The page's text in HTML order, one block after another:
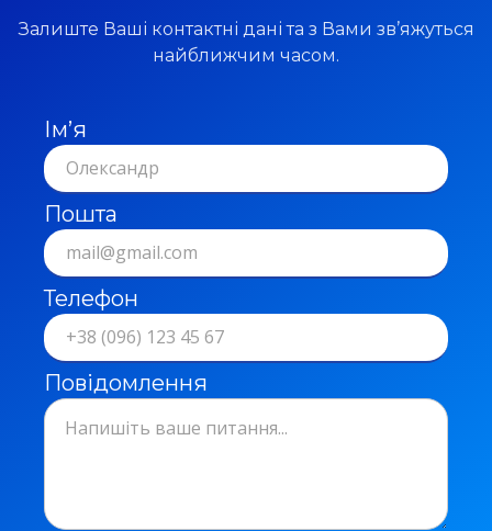
Залиште Ваші контактні дані та з Вами зв’яжуться
найближчим часом.
Ім’я
Пошта
Телефон
Повідомлення